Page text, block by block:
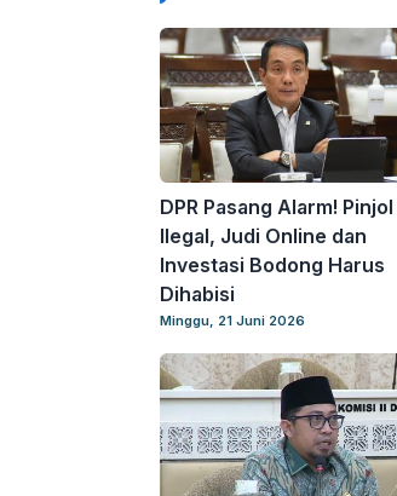
DPR Pasang Alarm! Pinjol
Ilegal, Judi Online dan
Investasi Bodong Harus
Dihabisi
Minggu, 21 Juni 2026